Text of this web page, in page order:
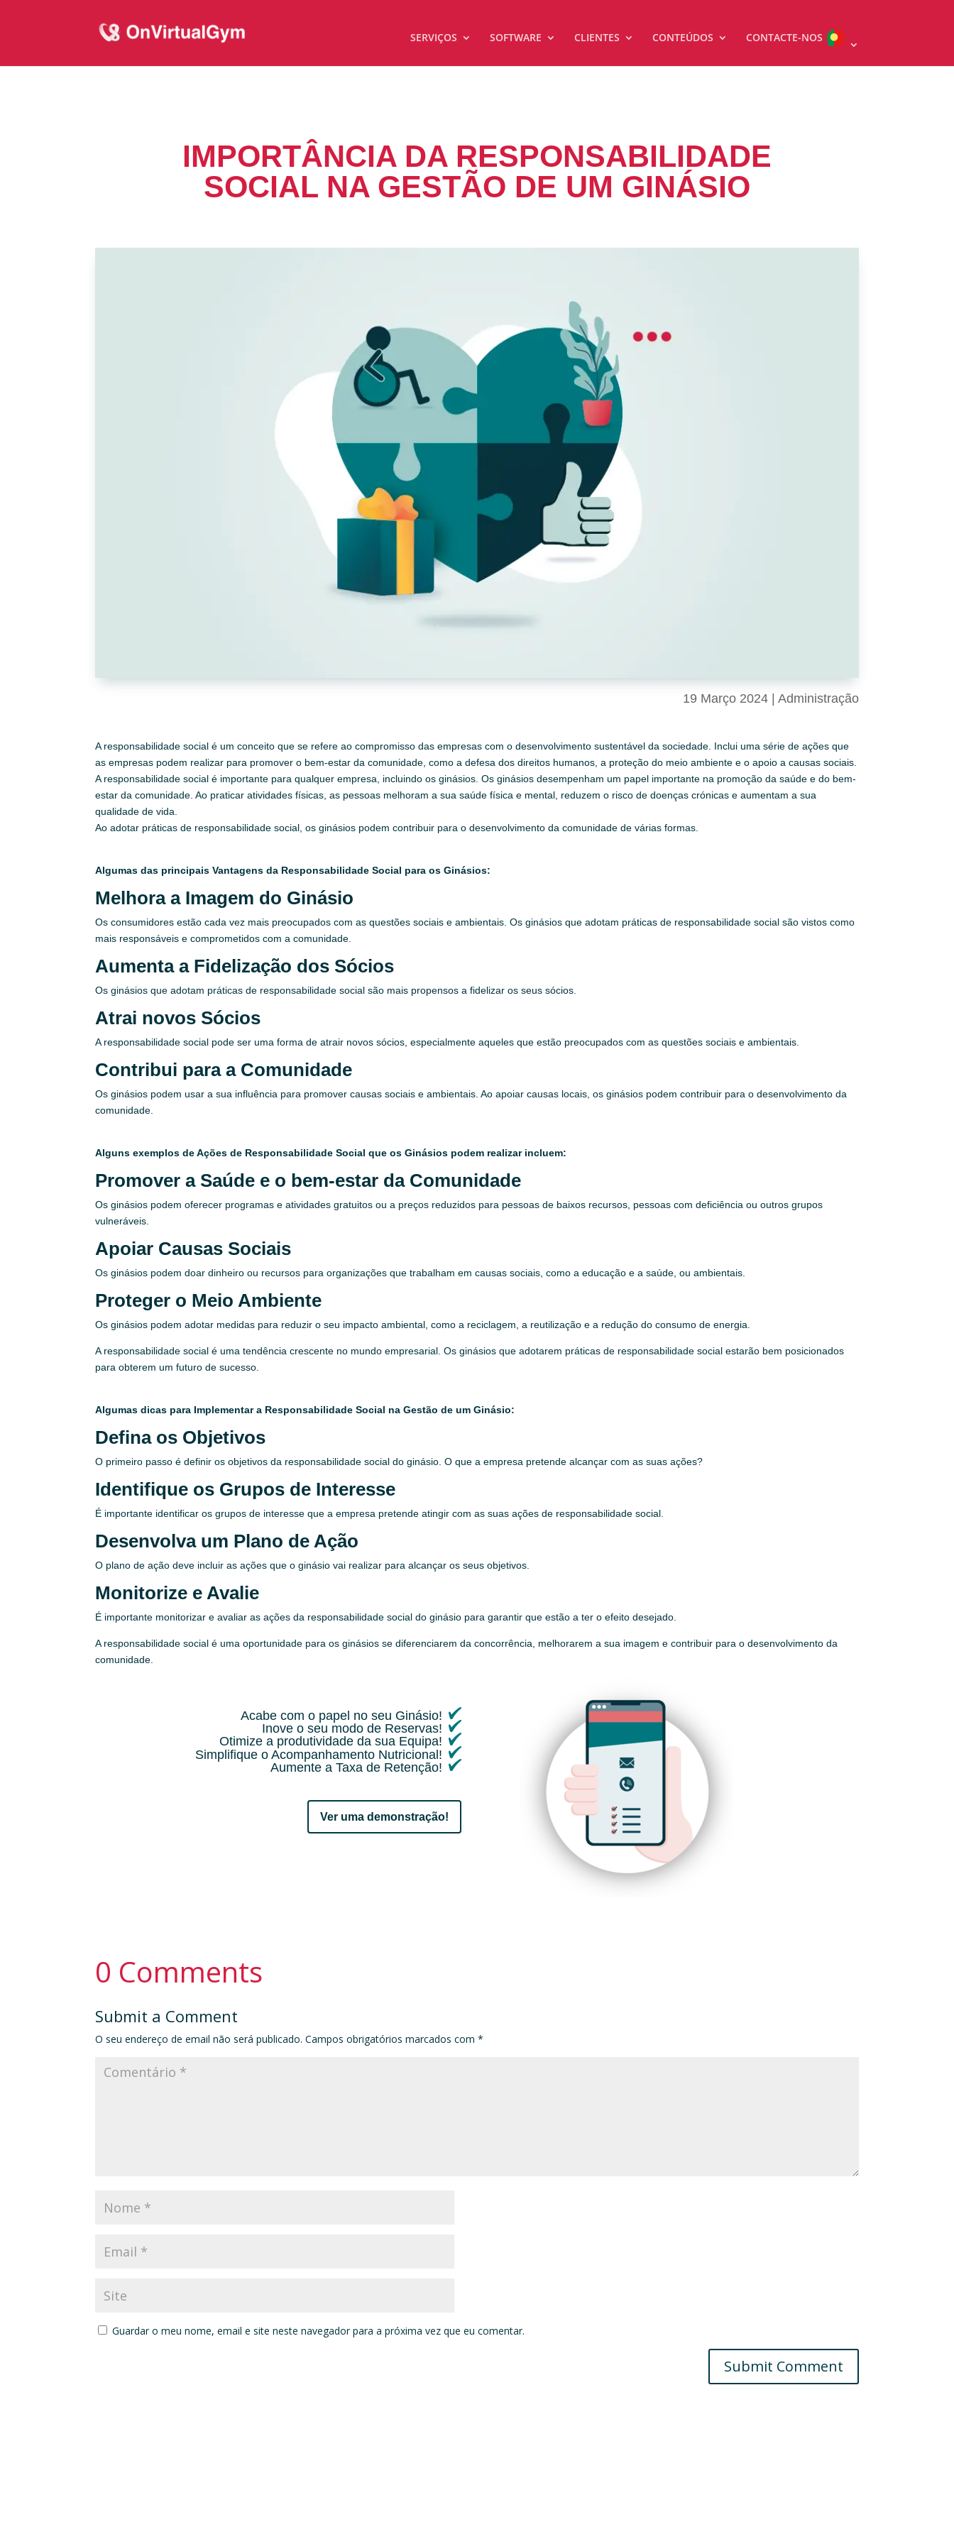
SERVIÇOS SOFTWARE CLIENTES CONTEÚDOS CONTACTE-NOS
IMPORTÂNCIA DA RESPONSABILIDADE
SOCIAL NA GESTÃO DE UM GINÁSIO
19 Março 2024| Administração
A responsabilidade social é um conceito que se refere ao compromisso das empresas com o desenvolvimento sustentável da sociedade. Inclui uma série de ações que
as empresas podem realizar para promover o bem-estar da comunidade, como a defesa dos direitos humanos, a proteção do meio ambiente e o apoio a causas sociais.
A responsabilidade social é importante para qualquer empresa, incluindo os ginásios. Os ginásios desempenham um papel importante na promoção da saúde e do bem-
estar da comunidade. Ao praticar atividades físicas, as pessoas melhoram a sua saúde física e mental, reduzem o risco de doenças crónicas e aumentam a sua
qualidade de vida.
Ao adotar práticas de responsabilidade social, os ginásios podem contribuir para o desenvolvimento da comunidade de várias formas.
Algumas das principais Vantagens da Responsabilidade Social para os Ginásios:
Melhora a Imagem do Ginásio
Os consumidores estão cada vez mais preocupados com as questões sociais e ambientais. Os ginásios que adotam práticas de responsabilidade social são vistos como
mais responsáveis e comprometidos com a comunidade.
Aumenta a Fidelização dos Sócios
Os ginásios que adotam práticas de responsabilidade social são mais propensos a fidelizar os seus sócios.
Atrai novos Sócios
A responsabilidade social pode ser uma forma de atrair novos sócios, especialmente aqueles que estão preocupados com as questões sociais e ambientais.
Contribui para a Comunidade
Os ginásios podem usar a sua influência para promover causas sociais e ambientais. Ao apoiar causas locais, os ginásios podem contribuir para o desenvolvimento da
comunidade.
Alguns exemplos de Ações de Responsabilidade Social que os Ginásios podem realizar incluem:
Promover a Saúde e o bem-estar da Comunidade
Os ginásios podem oferecer programas e atividades gratuitos ou a preços reduzidos para pessoas de baixos recursos, pessoas com deficiência ou outros grupos
vulneráveis.
Apoiar Causas Sociais
Os ginásios podem doar dinheiro ou recursos para organizações que trabalham em causas sociais, como a educação e a saúde, ou ambientais.
Proteger o Meio Ambiente
Os ginásios podem adotar medidas para reduzir o seu impacto ambiental, como a reciclagem, a reutilização e a redução do consumo de energia.
A responsabilidade social é uma tendência crescente no mundo empresarial. Os ginásios que adotarem práticas de responsabilidade social estarão bem posicionados
para obterem um futuro de sucesso.
Algumas dicas para Implementar a Responsabilidade Social na Gestão de um Ginásio:
Defina os Objetivos
O primeiro passo é definir os objetivos da responsabilidade social do ginásio. O que a empresa pretende alcançar com as suas ações?
Identifique os Grupos de Interesse
É importante identificar os grupos de interesse que a empresa pretende atingir com as suas ações de responsabilidade social.
Desenvolva um Plano de Ação
O plano de ação deve incluir as ações que o ginásio vai realizar para alcançar os seus objetivos.
Monitorize e Avalie
É importante monitorizar e avaliar as ações da responsabilidade social do ginásio para garantir que estão a ter o efeito desejado.
A responsabilidade social é uma oportunidade para os ginásios se diferenciarem da concorrência, melhorarem a sua imagem e contribuir para o desenvolvimento da
comunidade.
Acabe com o papel no seu Ginásio!
Inove o seu modo de Reservas!
Otimize a produtividade da sua Equipa!
Simplifique o Acompanhamento Nutricional!
Aumente a Taxa de Retenção!
Ver uma demonstração!
0 Comments
Submit a Comment
O seu endereço de email não será publicado. Campos obrigatórios marcados com*
Guardar o meu nome, email e site neste navegador para a próxima vez que eu comentar.
Submit Comment